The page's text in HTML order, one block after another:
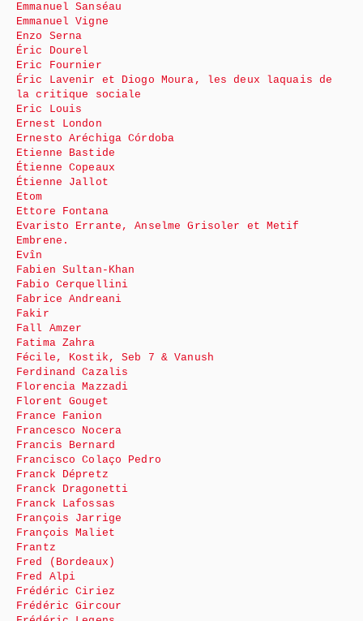
Emmanuel Sanséau
Emmanuel Vigne
Enzo Serna
Éric Dourel
Eric Fournier
Éric Lavenir et Diogo Moura, les deux laquais de
la critique sociale
Eric Louis
Ernest London
Ernesto Aréchiga Córdoba
Etienne Bastide
Étienne Copeaux
Étienne Jallot
Etom
Ettore Fontana
Evaristo Errante, Anselme Grisoler et Metif
Embrene.
Evîn
Fabien Sultan-Khan
Fabio Cerquellini
Fabrice Andreani
Fakir
Fall Amzer
Fatima Zahra
Fécile, Kostik, Seb 7 & Vanush
Ferdinand Cazalis
Florencia Mazzadi
Florent Gouget
France Fanion
Francesco Nocera
Francis Bernard
Francisco Colaço Pedro
Franck Dépretz
Franck Dragonetti
Franck Lafossas
François Jarrige
François Maliet
Frantz
Fred (Bordeaux)
Fred Alpi
Frédéric Ciriez
Frédéric Gircour